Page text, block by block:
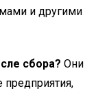
и другими
сбора? Они
предприятия,